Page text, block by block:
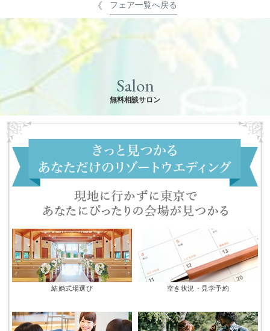
フェア一覧へ戻る
Salon
無料相談サロン
結婚式場選び 空き状況・見学予約